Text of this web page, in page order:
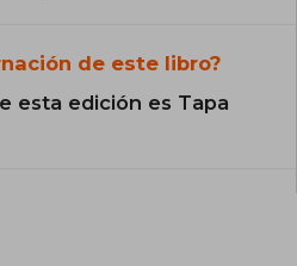
de este libro?
esta edición es Tapa